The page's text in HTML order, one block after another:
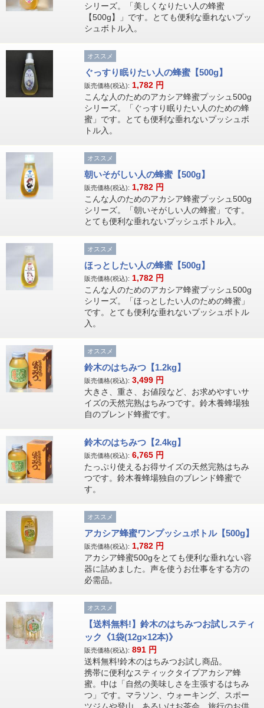
シリーズ。「美しくなりたい人の蜂蜜
【500g】」です。とても便利な垂れないプッ
シュボトル入。
オススメ
ぐっすり眠りたい人の蜂蜜【500g】
販売価格(税込): 1,782 円
こんな人のためのアカシア蜂蜜プッシュ500g
シリーズ。「ぐっすり眠りたい人のための蜂
蜜」です。とても便利な垂れないプッシュボ
トル入。
オススメ
朝いそがしい人の蜂蜜【500g】
販売価格(税込): 1,782 円
こんな人のためのアカシア蜂蜜プッシュ500g
シリーズ。「朝いそがしい人の蜂蜜」です。
とても便利な垂れないプッシュボトル入。
オススメ
ほっとしたい人の蜂蜜【500g】
販売価格(税込): 1,782 円
こんな人のためのアカシア蜂蜜プッシュ500g
シリーズ。「ほっとしたい人のための蜂蜜」
です。とても便利な垂れないプッシュボトル
入。
オススメ
鈴木のはちみつ【1.2kg】
販売価格(税込): 3,499 円
大きさ、重さ、お値段など、お求めやすいサ
イズの天然完熟はちみつです。鈴木養蜂場独
自のブレンド蜂蜜です。
鈴木のはちみつ【2.4kg】
販売価格(税込): 6,765 円
たっぷり使えるお得サイズの天然完熟はちみ
つです。鈴木養蜂場独自のブレンド蜂蜜で
す。
オススメ
アカシア蜂蜜ワンプッシュボトル【500g】
販売価格(税込): 1,782 円
アカシア蜂蜜500gをとても便利な垂れない容
器に詰めました。声を使うお仕事をする方の
必需品。
オススメ
【送料無料!】鈴木のはちみつお試しスティ
ック《1袋(12g×12本)》
販売価格(税込): 891 円
送料無料!鈴木のはちみつお試し商品。
携帯に便利なスティックタイプアカシア蜂
蜜。中は「自然の美味しさを主張するはちみ
つ」です。マラソン、ウォーキング、スポー
ツジムや登山、あるいはお茶会、旅行のお供